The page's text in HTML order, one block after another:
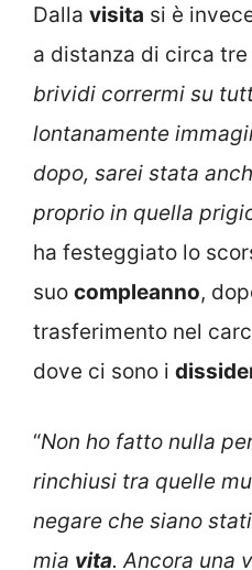
Dalla visita si è
a distanza di circa tre
brividi corrermi su
lontanamente
dopo, sarei stata
proprio in quella
ha festeggiato lo
suo compleanno,
trasferimento nel
dove ci sono i
“Non ho fatto nulla
rinchiusi tra quelle
negare che siano
mia vita. Ancora una